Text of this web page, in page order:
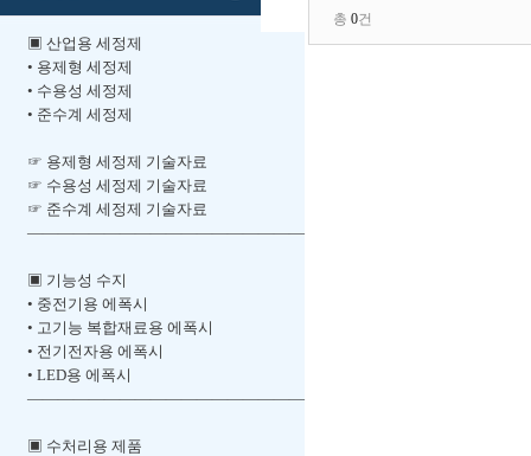
▣ 산업용 세정제
• 용제형 세정제
• 수용성 세정제
• 준수계 세정제
☞ 용제형 세정제 기술자료
☞ 수용성 세정제 기술자료
☞ 준수계 세정제 기술자료
――――――――――――――――――
▣ 기능성 수지
• 중전기용 에폭시
• 고기능 복합재료용 에폭시
• 전기전자용 에폭시
• LED용 에폭시
――――――――――――――――――
▣ 수처리용 제품
총 0건